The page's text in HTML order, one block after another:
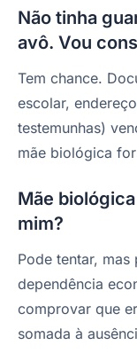
Não tinha
avô. Vou
Tem chance.
escolar,
testemunhas)
mãe biológica
Mãe
mim?
Pode tentar,
dependência
comprovar que
somada à